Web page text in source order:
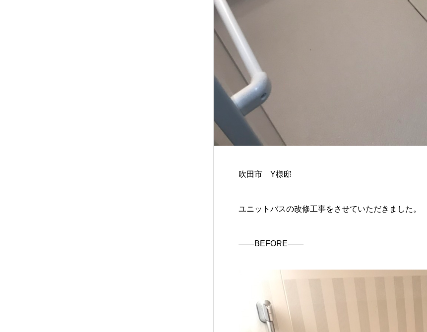
吹田市 Y様邸
ユニットバスの改修工事をさせていただきました。
——BEFORE——